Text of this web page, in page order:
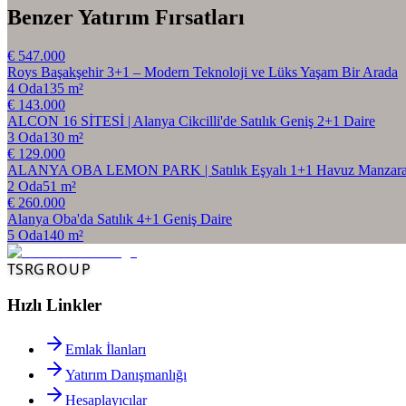
Benzer Yatırım Fırsatları
€ 547.000
Roys Başakşehir 3+1 – Modern Teknoloji ve Lüks Yaşam Bir Arada
4 Oda135 m²
€ 143.000
ALCON 16 SİTESİ | Alanya Cikcilli'de Satılık Geniş 2+1 Daire
3 Oda130 m²
€ 129.000
ALANYA OBA LEMON PARK | Satılık Eşyalı 1+1 Havuz
2 Oda51 m²
€ 260.000
Alanya Oba'da Satılık 4+1 Geniş Daire
5 Oda140 m²
TSRGROUP
Hızlı Linkler
Emlak İlanları
Yatırım Danışmanlığı
Hesaplayıcılar